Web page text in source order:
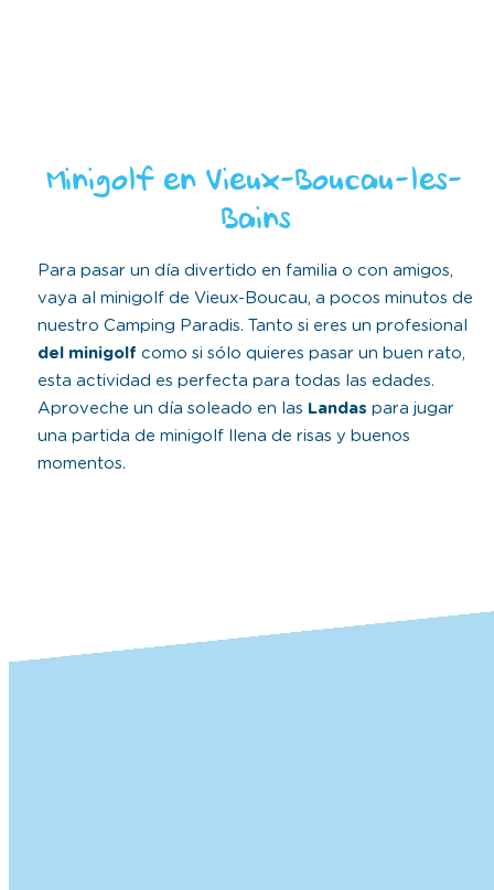
Minigolf en Vieux-Boucau-les-
Bains
Para pasar un día divertido en familia o con amigos,
vaya al minigolf de Vieux-Boucau, a pocos minutos de
nuestro Camping Paradis. Tanto si eres un profesional
del minigolf como si sólo quieres pasar un buen rato,
esta actividad es perfecta para todas las edades.
Aproveche un día soleado en las Landas para jugar
una partida de minigolf llena de risas y buenos
momentos.